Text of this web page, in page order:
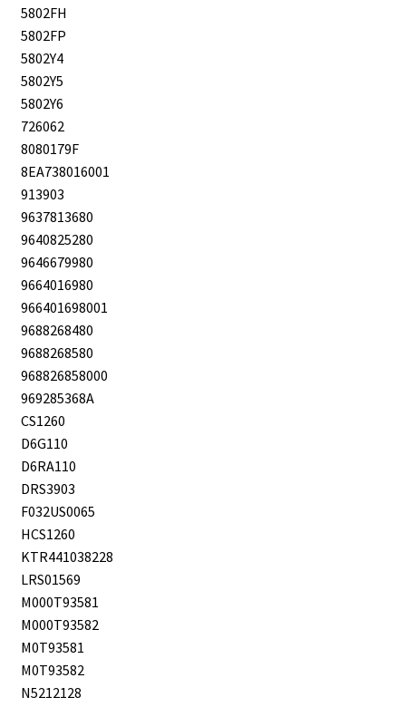
5802FH
5802FP
5802Y4
5802Y5
5802Y6
726062
8080179F
8EA738016001
913903
9637813680
9640825280
9646679980
9664016980
966401698001
9688268480
9688268580
968826858000
969285368A
CS1260
D6G110
D6RA110
DRS3903
F032US0065
HCS1260
KTR441038228
LRS01569
M000T93581
M000T93582
M0T93581
M0T93582
N5212128